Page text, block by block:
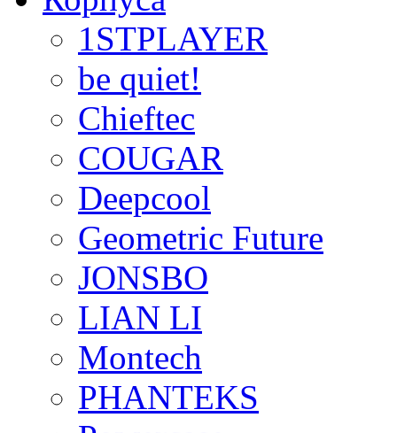
1STPLAYER
be quiet!
Chieftec
COUGAR
Deepcool
Geometric Future
JONSBO
LIAN LI
Montech
PHANTEKS